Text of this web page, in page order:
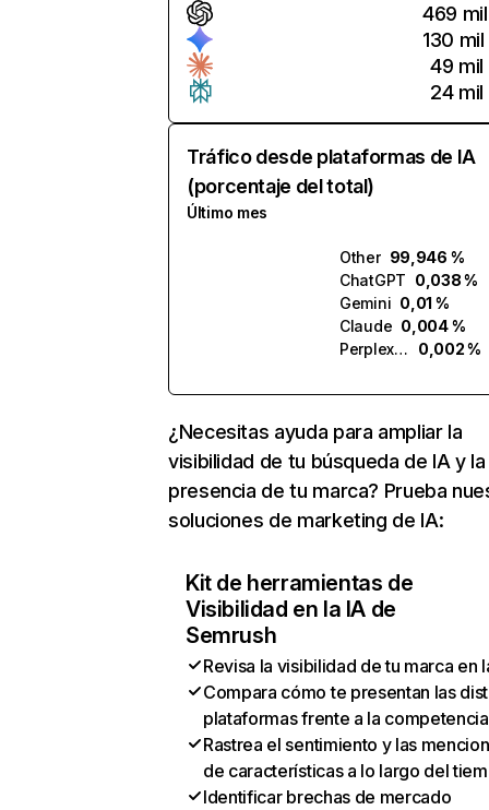
469 mil
130 mil
49 mil
24 mil
Tráfico desde plataformas de IA
(porcentaje del total)
Último mes
Other 99,946 %
ChatGPT 0,038 %
Gemini 0,01 %
Claude 0,004 %
Perplexity
0,002 %
¿Necesitas ayuda para ampliar la
visibilidad de tu búsqueda de IA y la
presencia de tu marca? Prueba
soluciones de marketing de IA:
Kit de herramientas de
Visibilidad en la IA de
Semrush
Revisa la visibilidad de tu marca en
Compara cómo te presentan las
plataformas frente a la competencia
Rastrea el sentimiento y las
de características a lo largo del
Identificar brechas de mercado